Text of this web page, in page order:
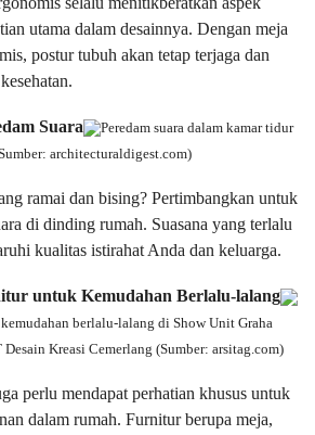
utama dalam desainnya. Dengan meja
postur tubuh akan tetap terjaga dan
Suara
Peredam suara dalam kamar tidur
architecturaldigest.com)
ramai dan bising? Pertimbangkan untuk
di dinding rumah. Suasana yang terlalu
kualitas istirahat Anda dan keluarga.
untuk Kemudahan Berlalu-lalang
berlalu-lalang di Show Unit Graha
Kreasi Cemerlang (Sumber: arsitag.com)
perlu mendapat perhatian khusus untuk
dalam rumah. Furnitur berupa meja,